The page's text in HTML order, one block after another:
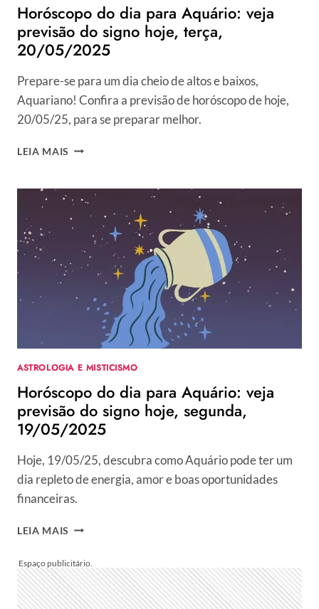
Horóscopo do dia para Aquário: veja
previsão do signo hoje, terça,
20/05/2025
Prepare-se para um dia cheio de altos e baixos,
Aquariano! Confira a previsão de horóscopo de hoje,
20/05/25, para se preparar melhor.
LEIA MAIS HORÓSCOPO
PARA
AQUÁRIO:
VEJA
PREVISÃO
DO
SIGNO
TERÇA,
20/05/2025
ASTROLOGIA E MISTICISMO
Horóscopo do dia para Aquário: veja
previsão do signo hoje, segunda,
19/05/2025
Hoje, 19/05/25, descubra como Aquário pode ter um
dia repleto de energia, amor e boas oportunidades
financeiras.
LEIA MAIS HORÓSCOPO
PARA
AQUÁRIO:
VEJA